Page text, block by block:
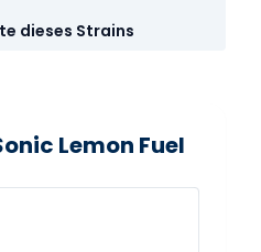
dieses Strains
Lemon Fuel